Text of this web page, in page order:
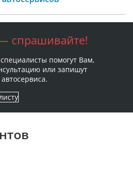
спрашивайте!
помогут Вам,
или запишут